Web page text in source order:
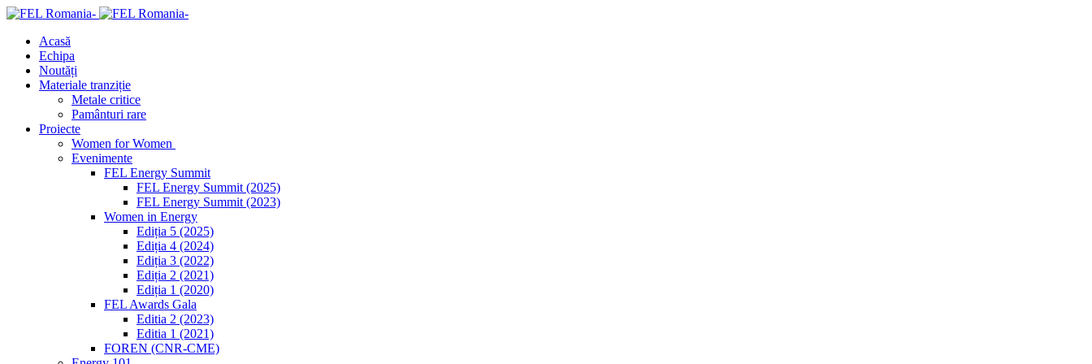
Acasă
Echipa
Noutăți
Materiale tranziție
Metale critice
Pamânturi rare
Proiecte
Women for Women
Evenimente
FEL Energy Summit
FEL Energy Summit (2025)
FEL Energy Summit (2023)
Women in Energy
Ediția 5 (2025)
Ediția 4 (2024)
Ediția 3 (2022)
Ediția 2 (2021)
Ediția 1 (2020)
FEL Awards Gala
Editia 2 (2023)
Editia 1 (2021)
FOREN (CNR-CME)